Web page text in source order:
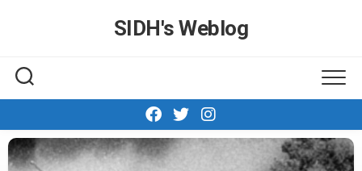
SIDH′s Weblog